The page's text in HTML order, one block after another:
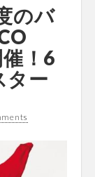
のバ
！6
ター